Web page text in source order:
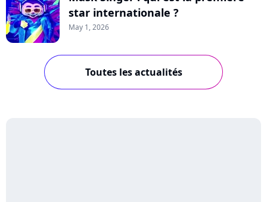
star internationale ?
May 1, 2026
Toutes les actualités